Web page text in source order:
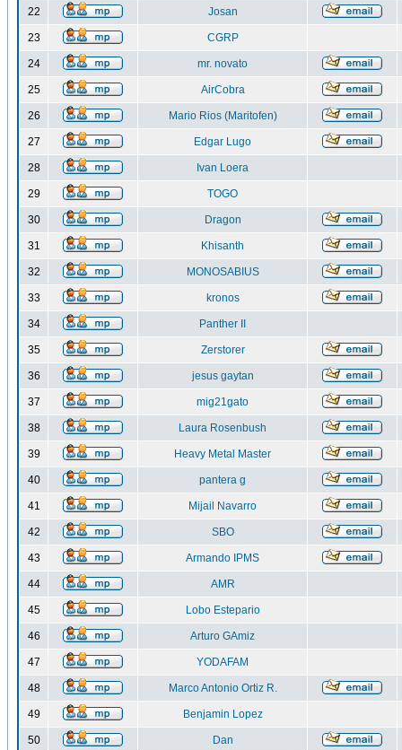
22 Josan
23 CGRP
24 mr. novato
25 AirCobra
26 Mario Rios (Maritofen)
27 Edgar Lugo
28 Ivan Loera
29 TOGO
30 Dragon
31 Khisanth
32 MONOSABIUS
33 kronos
34 Panther II
35 Zerstorer
36 jesus gaytan
37 mig21gato
38 Laura Rosenbush
39 Heavy Metal Master
40 pantera g
41 Mijail Navarro
42 SBO
43 Armando IPMS
44 AMR
45 Lobo Estepario
46 Arturo GAmiz
47 YODAFAM
48 Marco Antonio Ortiz R.
49 Benjamin Lopez
50 Dan